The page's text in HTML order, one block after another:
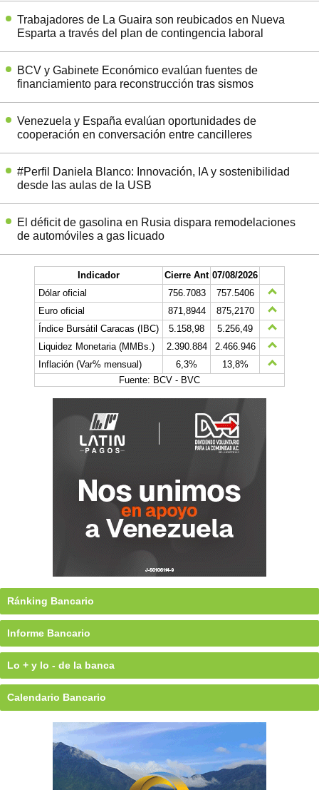
Trabajadores de La Guaira son reubicados en Nueva
Esparta a través del plan de contingencia laboral
BCV y Gabinete Económico evalúan fuentes de
financiamiento para reconstrucción tras sismos
Venezuela y España evalúan oportunidades de
cooperación en conversación entre cancilleres
#Perfil Daniela Blanco: Innovación, IA y sostenibilidad
desde las aulas de la USB
El déficit de gasolina en Rusia dispara remodelaciones
de automóviles a gas licuado
Indicador Cierre Ant 07/08/2026
Dólar oficial
756.7083
757.5406
Euro oficial
871,8944
875,2170
Índice Bursátil Caracas (IBC)
5.158,98
5.256,49
Liquidez Monetaria (MMBs.)
2.390.884
2.466.946
Inflación (Var% mensual)
6,3%
13,8%
Fuente: BCV - BVC
Ránking Bancario
Informe Bancario
Lo + y lo - de la banca
Calendario Bancario